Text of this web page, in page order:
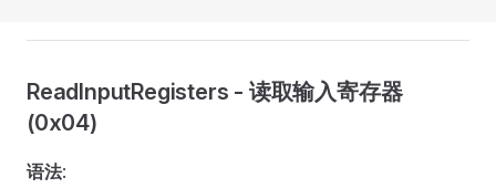
ReadInputRegisters - 读取输入寄存器
(0x04)
语法: